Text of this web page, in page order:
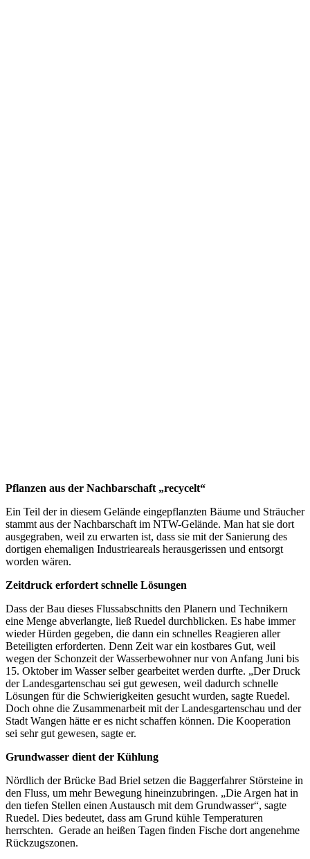
Pflanzen aus der Nachbarschaft „recycelt“
Ein Teil der in diesem Gelände eingepflanzten Bäume und Sträucher
stammt aus der Nachbarschaft im NTW-Gelände. Man hat sie dort
ausgegraben, weil zu erwarten ist, dass sie mit der Sanierung des
dortigen ehemaligen Industrieareals herausgerissen und entsorgt
worden wären.
Zeitdruck erfordert schnelle Lösungen
Dass der Bau dieses Flussabschnitts den Planern und Technikern
eine Menge abverlangte, ließ Ruedel durchblicken. Es habe immer
wieder Hürden gegeben, die dann ein schnelles Reagieren aller
Beteiligten erforderten. Denn Zeit war ein kostbares Gut, weil
wegen der Schonzeit der Wasserbewohner nur von Anfang Juni bis
15. Oktober im Wasser selber gearbeitet werden durfte. „Der Druck
der Landesgartenschau sei gut gewesen, weil dadurch schnelle
Lösungen für die Schwierigkeiten gesucht wurden, sagte Ruedel.
Doch ohne die Zusammenarbeit mit der Landesgartenschau und der
Stadt Wangen hätte er es nicht schaffen können. Die Kooperation
sei sehr gut gewesen, sagte er.
Grundwasser dient der Kühlung
Nördlich der Brücke Bad Briel setzen die Baggerfahrer Störsteine in
den Fluss, um mehr Bewegung hineinzubringen. „Die Argen hat in
den tiefen Stellen einen Austausch mit dem Grundwasser“, sagte
Ruedel. Dies bedeutet, dass am Grund kühle Temperaturen
herrschten. Gerade an heißen Tagen finden Fische dort angenehme
Rückzugszonen.